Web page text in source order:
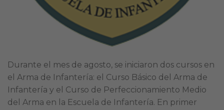
Durante el mes de agosto, se iniciaron dos cursos en
el Arma de Infantería: el Curso Básico del Arma de
Infantería y el Curso de Perfeccionamiento Medio
del Arma en la Escuela de Infantería. En primer